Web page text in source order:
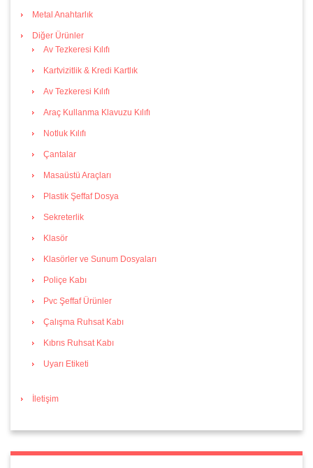
Metal Anahtarlık
Diğer Ürünler
Av Tezkeresi Kılıfı
Kartvizitlik & Kredi Kartlık
Av Tezkeresi Kılıfı
Araç Kullanma Klavuzu Kılıfı
Notluk Kılıfı
Çantalar
Masaüstü Araçları
Plastik Şeffaf Dosya
Sekreterlik
Klasör
Klasörler ve Sunum Dosyaları
Poliçe Kabı
Pvc Şeffaf Ürünler
Çalışma Ruhsat Kabı
Kıbrıs Ruhsat Kabı
Uyarı Etiketi
İletişim